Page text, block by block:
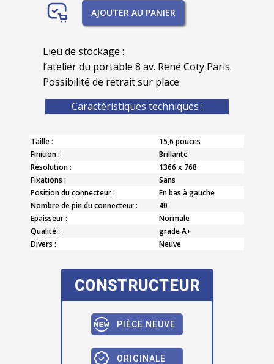
AJOUTER AU PANIER
Lieu de stockage :
l’atelier du portable 8 av. René Coty Paris.
Possibilité de retrait sur place
Caractèristiques techniques :
Taille :
15,6 pouces
Finition :
Brillante
Résolution :
1366 x 768
Fixations :
Sans
Position du connecteur :
En bas à gauche
Nombre de pin du connecteur :
40
Epaisseur :
Normale
Qualité :
grade A+
Divers :
Neuve
CONSTRUCTEUR
PIÈCE NEUVE
ORIGINALE